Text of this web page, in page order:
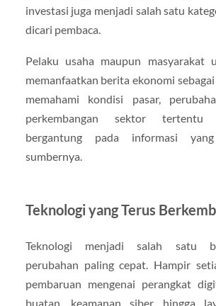
investasi juga menjadi salah satu
dicari pembaca.
Pelaku usaha maupun masyarakat
memanfaatkan berita ekonomi
memahami kondisi pasar,
perkembangan sektor
bergantung pada informasi
sumbernya.
Teknologi yang Terus
Teknologi menjadi salah satu
perubahan paling cepat. Hampir
pembaruan mengenai perangkat
buatan, keamanan siber, hingga